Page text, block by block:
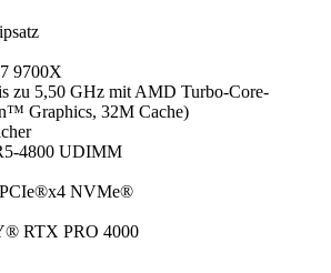
9700X
zu 5,50 GHz mit AMD Turbo-Core-
Graphics, 32M Cache)
4800 UDIMM
NVMe®
RTX PRO 4000